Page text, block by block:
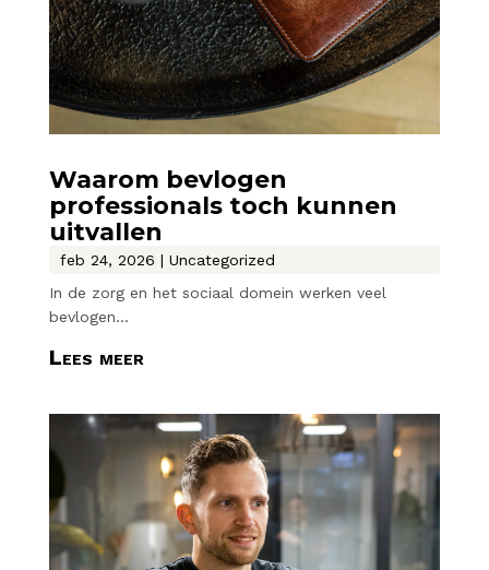
Waarom bevlogen
professionals toch kunnen
uitvallen
feb 24, 2026 | Uncategorized
In de zorg en het sociaal domein werken veel
bevlogen...
Lees meer